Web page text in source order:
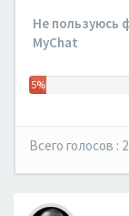
Не пользуюсь
MyChat
5%
Всего голосов :